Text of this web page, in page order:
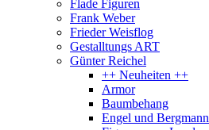
Flade Figuren
Frank Weber
Frieder Weisflog
Gestalltungs ART
Günter Reichel
++ Neuheiten ++
Armor
Baumbehang
Engel und Bergmann